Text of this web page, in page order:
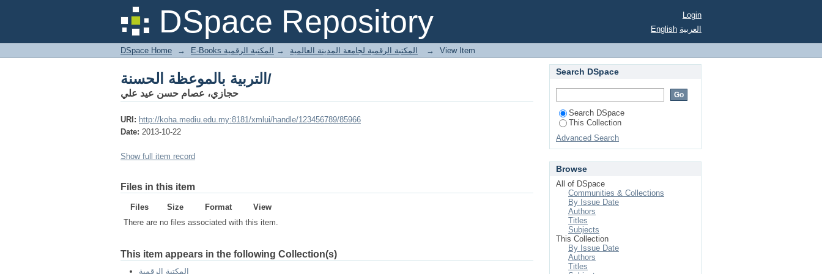
DSpace Repository
Login
English العربية
DSpace Home → E-Books المكتبة الرقمية لجامعة المدينة العالمية → المكتبة الرقمية → View Item
التربية بالموعظة الحسنة/
حجازي، عصام حسن عيد علي
URI: http://koha.mediu.edu.my:8181/xmlui/handle/123456789/85966
Date: 2013-10-22
Show full item record
Files in this item
Files Size Format
View
There are no files associated with this item.
This item appears in the following Collection(s)
المكتبة الرقمية
Search DSpace
Search DSpace
This Collection
Advanced Search
Browse
All of DSpace
Communities & Collections
By Issue Date
Authors
Titles
Subjects
This Collection
By Issue Date
Authors
Titles